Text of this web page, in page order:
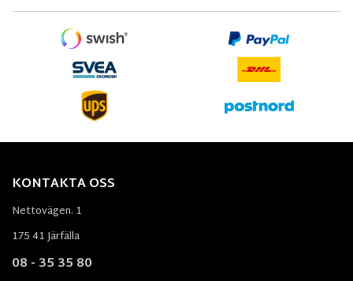
KONTAKTA OSS
Nettovägen. 1
175 41 Järfälla
08 - 35 35 80